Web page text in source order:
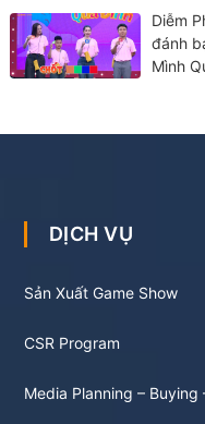
Diễm
đánh
Mình
DỊCH VỤ
Sản Xuất Game Show
CSR Program
Media Planning – Buying